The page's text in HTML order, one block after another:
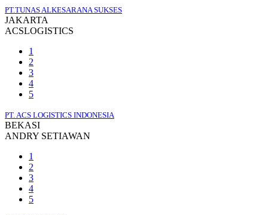
PT.TUNAS ALKESARANA SUKSES
JAKARTA
ACSLOGISTICS
1
2
3
4
5
PT. ACS LOGISTICS INDONESIA
BEKASI
ANDRY SETIAWAN
1
2
3
4
5